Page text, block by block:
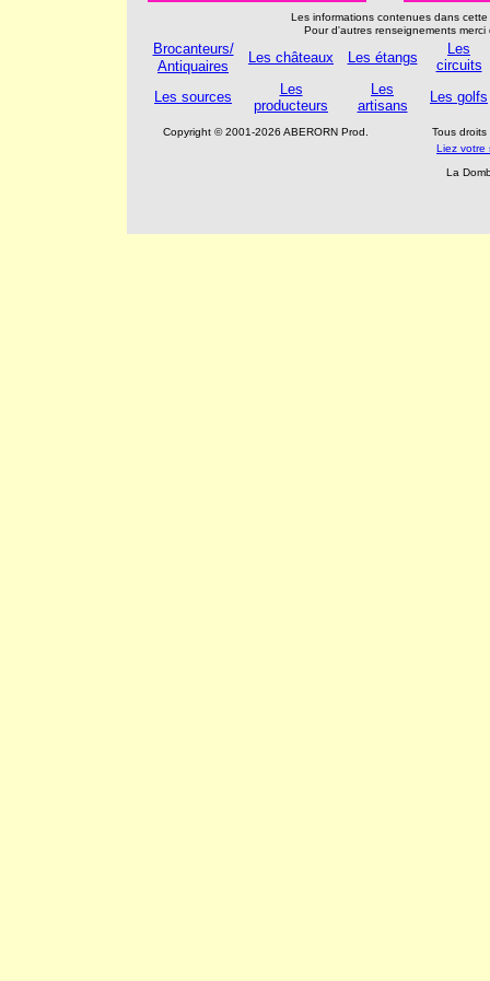
Les informations contenues dans
Pour d'autres renseignements
Brocanteurs/
Antiquaires
Les châteaux Les étangs
Les
circuits
Les sources
Les
producteurs
Les
artisans
Les golfs
Copyright © 2001-2026 ABERORN Prod.
Tous
Liez votre
La